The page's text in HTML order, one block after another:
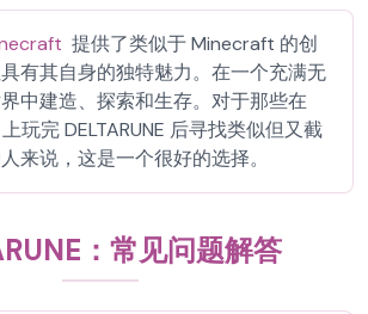
提供了类似于 Minecraft 的创
有其自身的独特魅力。在一个充满无
中建造、探索和生存。对于那些在
上玩完 DELTARUNE 后寻找类似但又截
来说，这是一个很好的选择。
：常见问题解答